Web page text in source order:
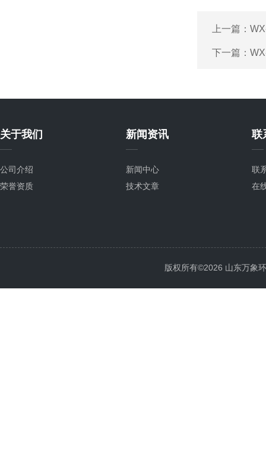
上一篇：
下一篇：
关于我们
公司介绍
荣誉资质
新闻资讯
新闻中心
技术文章
联
联
在
版权所有©2026 山东万象